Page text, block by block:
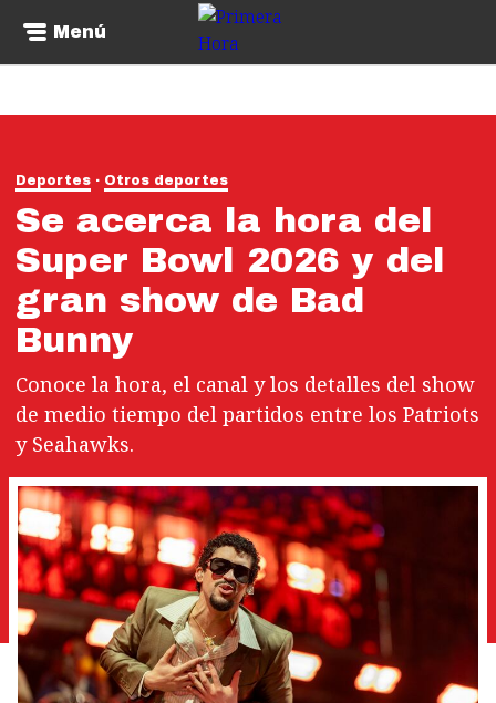
Menú
Deportes Otros deportes
Se acerca la hora del
Super Bowl 2026 y del
gran show de Bad
Bunny
Conoce la hora, el canal y los detalles del show
de medio tiempo del partidos entre los Patriots
y Seahawks.